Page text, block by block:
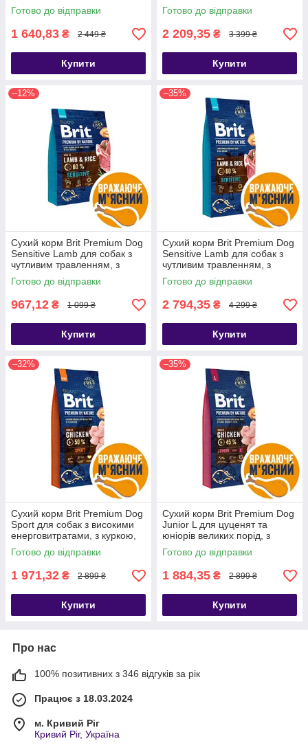
Готово до відправки
1 640,83 ₴ 2 449 ₴
Купити
куркою, 15 кг
Готово до відправки
2 209,35 ₴ 3 399 ₴
Купити
–12%
Сухий корм Brit Premium Dog
Sensitive Lamb для собак з
чутливим травленням, з
ягням, 3 кг
Готово до відправки
967,12 ₴ 1 099 ₴
Купити
–35%
Сухий корм Brit Premium Dog
Sensitive Lamb для собак з
чутливим травленням, з
ягням, 15 кг
Готово до відправки
2 794,35 ₴ 4 299 ₴
Купити
–32%
Сухий корм Brit Premium Dog
Sport для собак з високими
енерговитратами, з куркою,
15 кг
Готово до відправки
1 971,32 ₴ 2 899 ₴
Купити
–35%
Сухий корм Brit Premium Dog
Junior L для цуценят та
юніорів великих порід, з
куркою, 15 кг
Готово до відправки
1 884,35 ₴ 2 899 ₴
Купити
Про нас
100% позитивних з 346 відгуків за рік
Працює з 18.03.2024
м. Кривий Ріг
Кривий Ріг, Україна